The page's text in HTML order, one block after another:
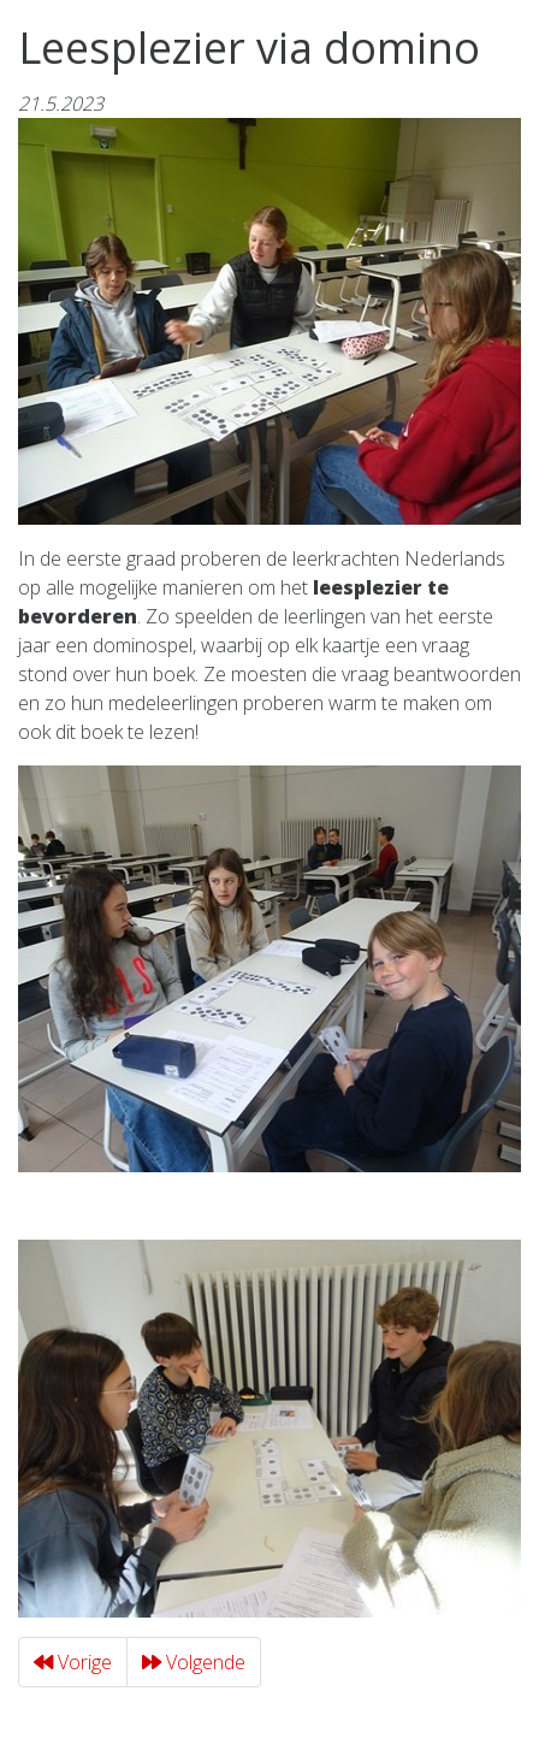
Leesplezier via domino
21.5.2023
In de eerste graad proberen de leerkrachten Nederlands
op alle mogelijke manieren om het leesplezier te
bevorderen. Zo speelden de leerlingen van het eerste
jaar een dominospel, waarbij op elk kaartje een vraag
stond over hun boek. Ze moesten die vraag beantwoorden
en zo hun medeleerlingen proberen warm te maken om
ook dit boek te lezen!
Vorige Volgende